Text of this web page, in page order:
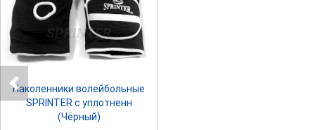
SPRINTER
Наколенники волейбольные
SPRINTER с уплотненн
(Чёрный)